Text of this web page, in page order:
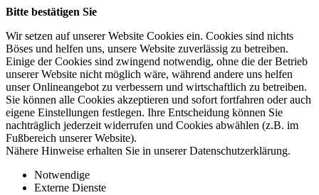
Bitte bestätigen Sie
Wir setzen auf unserer Website Cookies ein. Cookies sind nichts
Böses und helfen uns, unsere Website zuverlässig zu betreiben.
Einige der Cookies sind zwingend notwendig, ohne die der Betrieb
unserer Website nicht möglich wäre, während andere uns helfen
unser Onlineangebot zu verbessern und wirtschaftlich zu betreiben.
Sie können alle Cookies akzeptieren und sofort fortfahren oder auch
eigene Einstellungen festlegen. Ihre Entscheidung können Sie
nachträglich jederzeit widerrufen und Cookies abwählen (z.B. im
Fußbereich unserer Website).
Nähere Hinweise erhalten Sie in unserer Datenschutzerklärung.
Notwendige
Externe Dienste